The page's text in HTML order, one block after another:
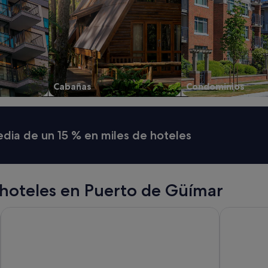
Cabañas Condominios
de un 15 % en miles de hoteles
en Puerto de Güímar